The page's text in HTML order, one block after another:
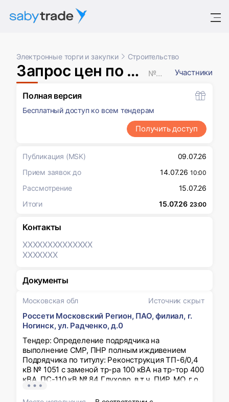
Электронные торги и закупки Строительство
Запрос цен по результатам предварительного отбора № XXXXXXX Участники
Московская обл Источник скрыт
Россети Московский Регион, ПАО, филиал, г.
Ногинск, ул. Радченко, д.0
Тендер: Определение подрядчика на
выполнение СМР, ПНР полным иждивением
Подрядчика по титулу: Реконструкция ТП-6/0,4
кВ № 1051 с заменой тр-ра 100 кВА на тр-тор 400
кВА, ПС-110 кВ № 84 Глухово, в т.ч. ПИР, МО, г.о.
Богородский, с. Ямкино, ул. Центральная
усадьба, 50:16:0104002:2627 (0,4 МВА) для нужд
Полная версия
Бесплатный доступ ко всем тендерам
Получить доступ
Публикация (MSK)
09.07.26
Прием заявок до
14.07.26 10:00
Рассмотрение
15.07.26
Итоги
15.07.26 23:00
Контакты
XXXXXXXXXXXXXX
XXXXXXX
Документы